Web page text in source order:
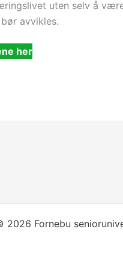
uten selv å
avvikles.
her
Fornebu